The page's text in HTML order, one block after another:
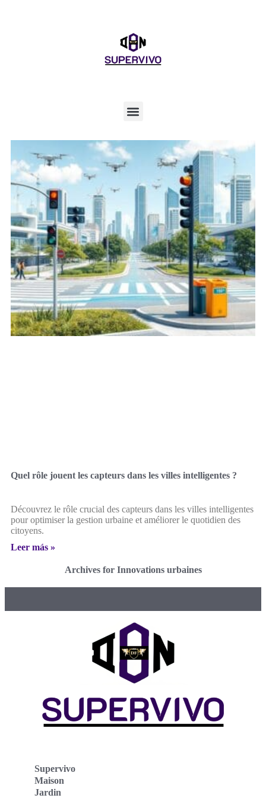
Quel rôle jouent les capteurs dans les villes intelligentes ?
Découvrez le rôle crucial des capteurs dans les villes intelligentes
pour optimiser la gestion urbaine et améliorer le quotidien des
citoyens.
Leer más »
Archives for Innovations urbaines
Supervivo
Maison
Jardin